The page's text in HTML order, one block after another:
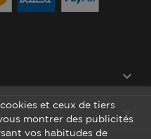
keyboard_arrow_down

et ceux de tiers
montrer des publicités
vos habitudes de